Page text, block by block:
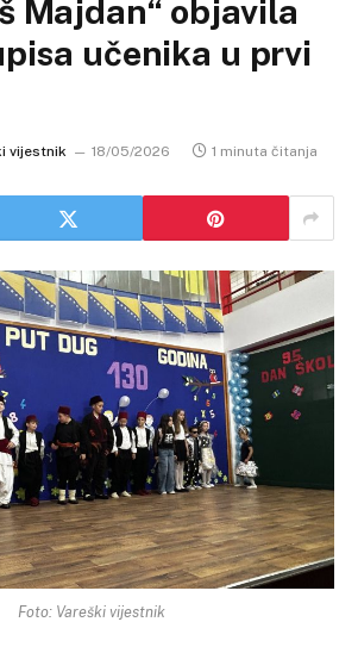
Majdan“ objavila
učenika u prvi
vijestnik 18/05/2026 1 minuta čitanja
Foto: Vareški vijestnik